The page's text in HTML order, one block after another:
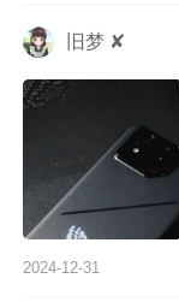
旧梦 ✘
2024-12-31